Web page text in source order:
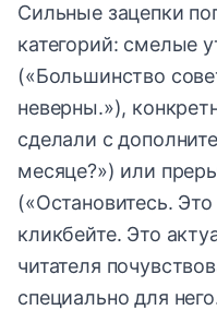
Сильные зацепки
категорий: смелые
(«Большинство
неверны.»),
сделали с
месяце?») или
(«Остановитесь.
кликбейте. Это
читателя
специально для